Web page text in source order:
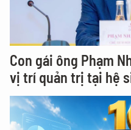
Con gái ông Phạm
vị trí quản trị tại hệ